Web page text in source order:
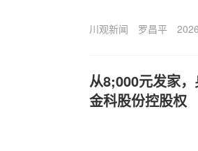
川观新闻 罗昌平
从8;000元发家
金科股份控股权